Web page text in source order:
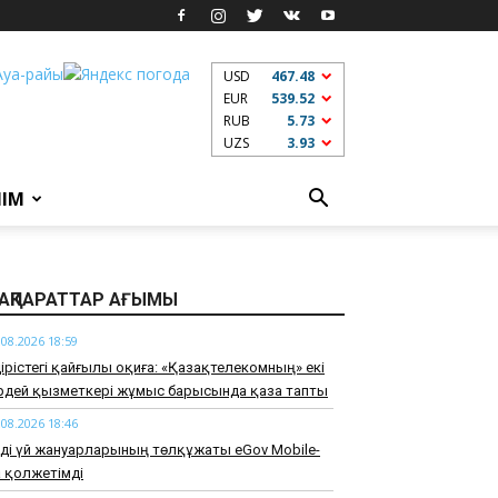
USD
467.48
EUR
539.52
RUB
5.73
UZS
3.93
АҒЫМЫ
18:59
қайғылы оқиға: «Қазақтелекомның» екі
қызметкері жұмыс барысында қаза тапты
18:46
үй жануарларының төлқұжаты eGov Mobile-
қолжетімді